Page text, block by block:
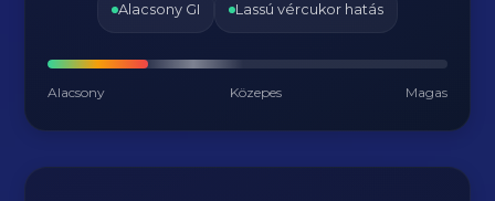
Alacsony GI Lassú vércukor hatás
Alacsony Közepes Magas